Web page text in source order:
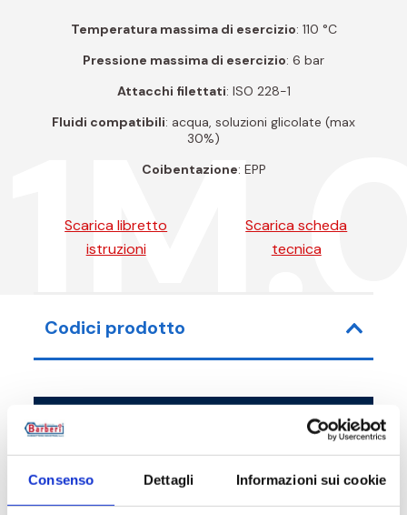
Consenso Dettagli Informazioni sui cookie
Temperatura massima di esercizio: 110 °C
Pressione massima di esercizio: 6 bar
Attacchi filettati: ISO 228-1
Fluidi compatibili: acqua, soluzioni glicolate (max
30%)
Coibentazione: EPP
Scarica libretto
istruzioni
Scarica scheda
tecnica
Codici prodotto
Codice articolo Misura
21M04000001 G 1 1/2 M - G 1 1/2